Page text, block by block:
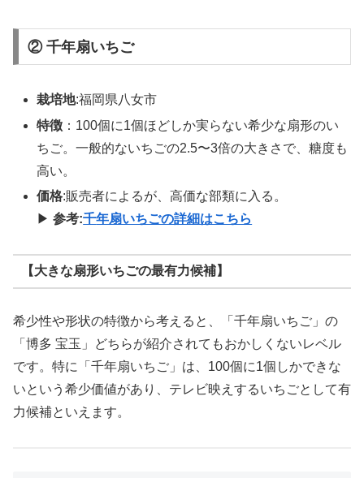
② 千年扇いちご
栽培地:福岡県八女市
特徴 ：100個に1個ほどしか実らない希少な扇形のい
ちご。一般的ないちごの2.5〜3倍の大きさで、糖度も
高い。
価格:販売者によるが、高価な部類に入る。
▶参考:千年扇いちごの詳細はこちら
【大きな扇形いちごの最有力候補】
希少性や形状の特徴から考えると、「千年扇いちご」の
「博多 宝玉」どちらが紹介されてもおかしくないレベル
です。特に「千年扇いちご」は、100個に1個しかできな
いという希少価値があり、テレビ映えするいちごとして有
力候補といえます。